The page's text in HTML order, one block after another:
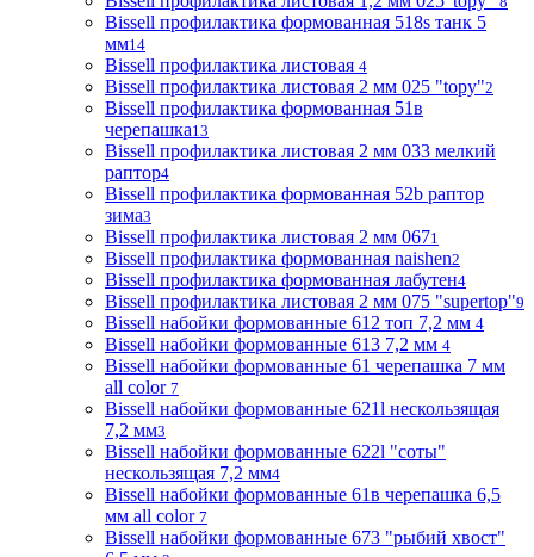
Bissell профилактика формованная 518s танк 5
мм14
Bissell профилактика листовая 4
Bissell профилактика листовая 2 мм 025 "topy"2
Bissell профилактика формованная 51в
черепашка13
Bissell профилактика листовая 2 мм 033 мелкий
раптор4
Bissell профилактика формованная 52b раптор
зима3
Bissell профилактика листовая 2 мм 0671
Bissell профилактика формованная naishen2
Bissell профилактика формованная лабутен4
Bissell профилактика листовая 2 мм 075 "supertop"9
Bissell набойки формованные 612 топ 7,2 мм 4
Bissell набойки формованные 613 7,2 мм 4
Bissell набойки формованные 61 черепашка 7 мм
all color 7
Bissell набойки формованные 621l нескользящая
7,2 мм3
Bissell набойки формованные 622l "соты"
нескользящая 7,2 мм4
Bissell набойки формованные 61в черепашка 6,5
мм all color 7
Bissell набойки формованные 673 "рыбий хвост"